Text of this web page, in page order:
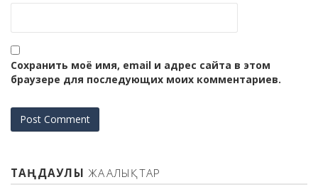
Сохранить моё имя, email и адрес сайта в этом
браузере для последующих моих комментариев.
ТАҢДАУЛЫ ЖАҢАЛЫҚТАР